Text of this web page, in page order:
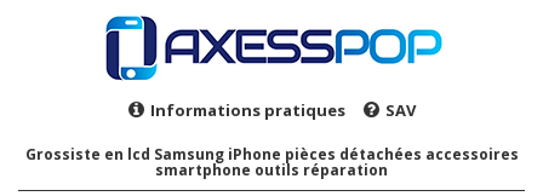
Informations pratiques SAV
Grossiste en lcd Samsung iPhone pièces détachées accessoires
smartphone outils réparation